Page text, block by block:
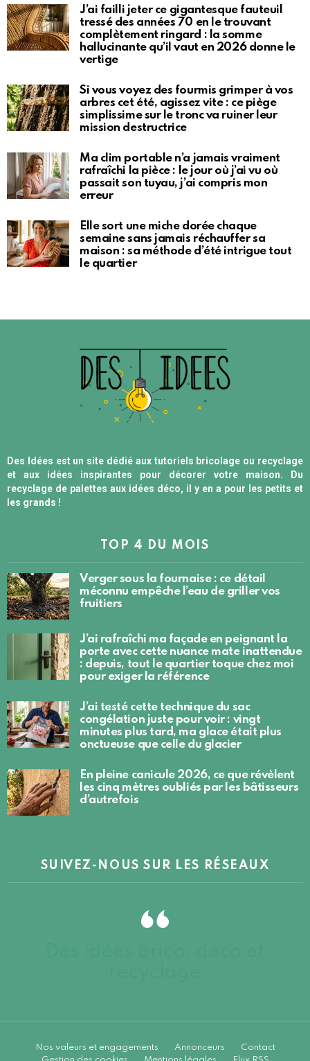
J’ai failli jeter ce gigantesque fauteuil
tressé des années 70 en le trouvant
complètement ringard : la somme
hallucinante qu’il vaut en 2026 donne le
vertige
Si vous voyez des fourmis grimper à vos
arbres cet été, agissez vite : ce piège
simplissime sur le tronc va ruiner leur
mission destructrice
Ma clim portable n’a jamais vraiment
rafraîchi la pièce : le jour où j’ai vu où
passait son tuyau, j’ai compris mon
erreur
Elle sort une miche dorée chaque
semaine sans jamais réchauffer sa
maison : sa méthode d’été intrigue tout
le quartier
Des Idées est un site dédié aux tutoriels bricolage ou recyclage
et aux idées inspirantes pour décorer votre maison. Du
recyclage de palettes aux idées déco, il y en a pour les petits et
les grands !
TOP 4 DU MOIS
Verger sous la fournaise : ce détail
méconnu empêche l’eau de griller vos
fruitiers
J’ai rafraîchi ma façade en peignant la
porte avec cette nuance mate inattendue
: depuis, tout le quartier toque chez moi
pour exiger la référence
J’ai testé cette technique du sac
congélation juste pour voir : vingt
minutes plus tard, ma glace était plus
onctueuse que celle du glacier
En pleine canicule 2026, ce que révèlent
les cinq mètres oubliés par les bâtisseurs
d’autrefois
SUIVEZ-NOUS SUR LES RÉSEAUX
Nos valeurs et engagements Annonceurs
Contact